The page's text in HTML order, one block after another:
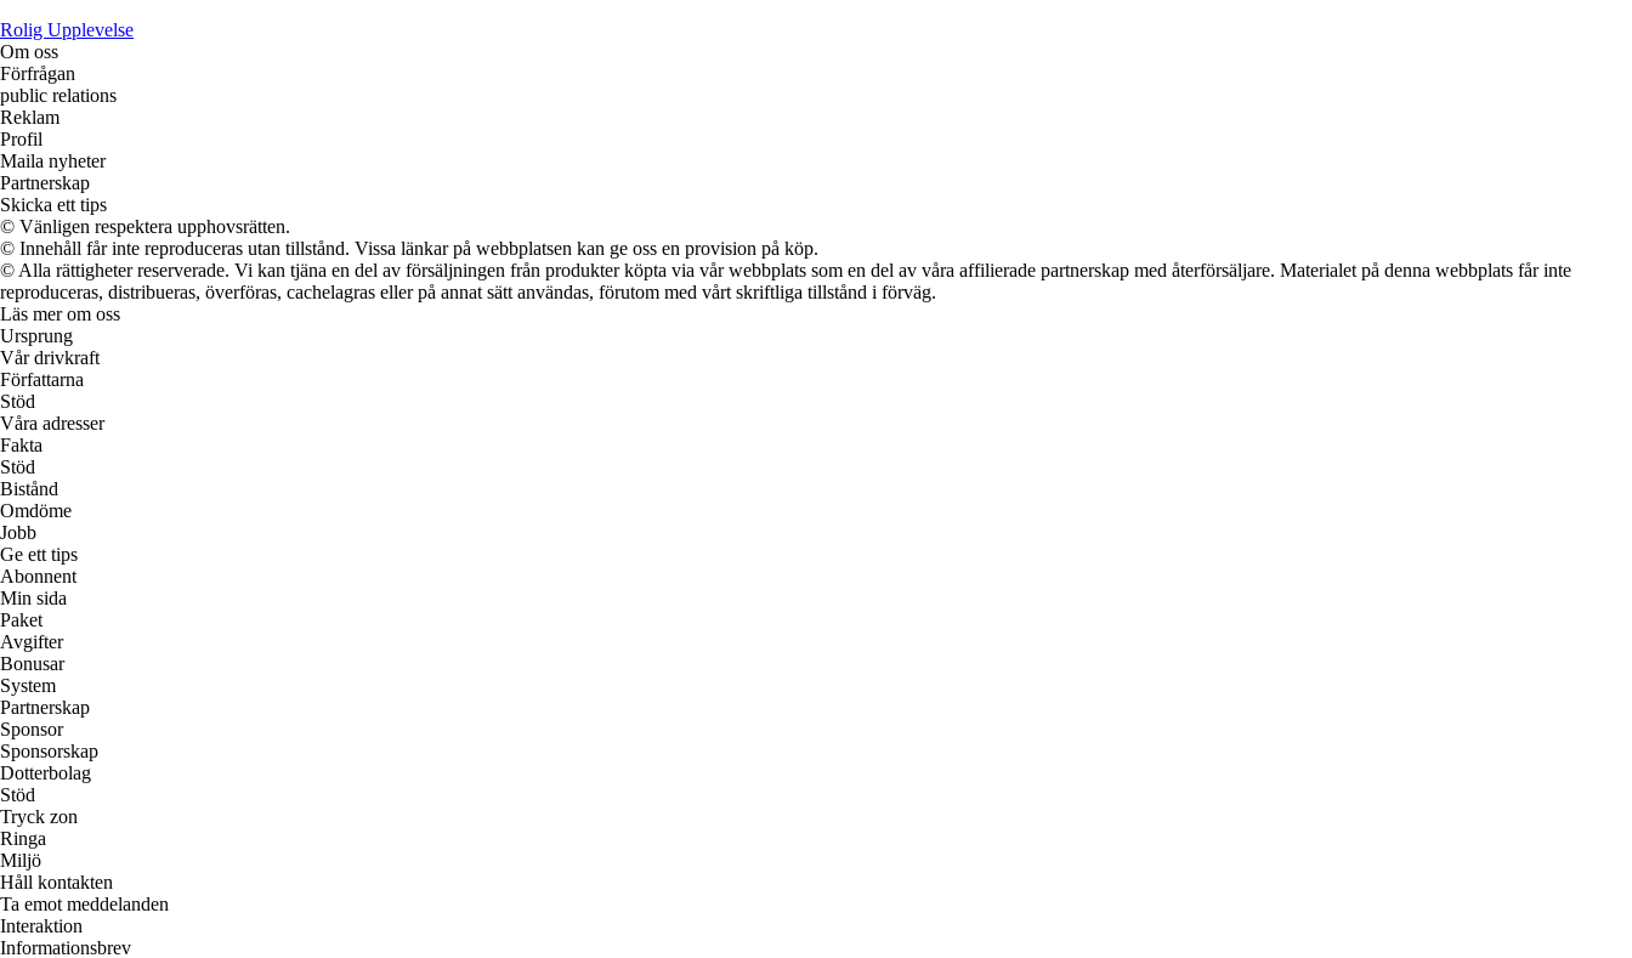
Rolig Upplevelse
Om oss
Förfrågan
public relations
Reklam
Profil
Maila nyheter
Partnerskap
Skicka ett tips
© Vänligen respektera upphovsrätten.
© Innehåll får inte reproduceras utan tillstånd. Vissa länkar på webbplatsen kan ge oss en provision på köp.
© Alla rättigheter reserverade. Vi kan tjäna en del av försäljningen från produkter köpta via vår webbplats som en del av våra affilierade partnerskap med återförsäljare. Materialet på denna webbplats får inte
reproduceras, distribueras, överföras, cachelagras eller på annat sätt användas, förutom med vårt skriftliga tillstånd i förväg.
Läs mer om oss
Ursprung
Vår drivkraft
Författarna
Stöd
Våra adresser
Fakta
Stöd
Bistånd
Omdöme
Jobb
Ge ett tips
Abonnent
Min sida
Paket
Avgifter
Bonusar
System
Partnerskap
Sponsor
Sponsorskap
Dotterbolag
Stöd
Tryck zon
Ringa
Miljö
Håll kontakten
Ta emot meddelanden
Interaktion
Informationsbrev